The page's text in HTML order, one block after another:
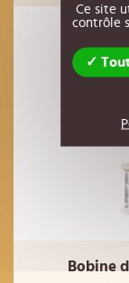
Bobine
Ce site
contrôle